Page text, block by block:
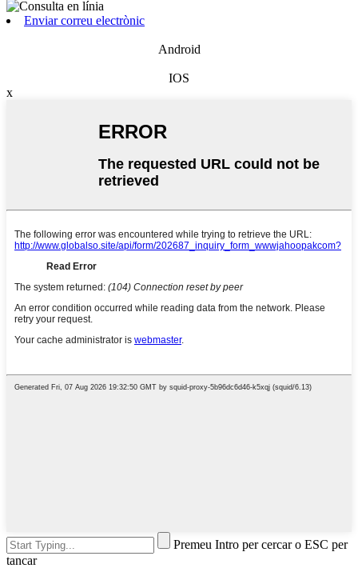
Enviar correu electrònic
Android
IOS
x
Premeu Intro per cercar o ESC per
tancar